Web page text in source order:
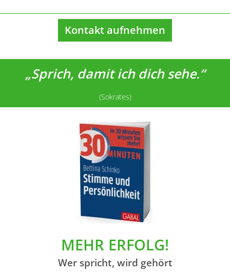
Kontakt aufnehmen
„Sprich, damit ich dich sehe.“
(Sokrates)
MEHR ERFOLG!
Wer spricht, wird gehört